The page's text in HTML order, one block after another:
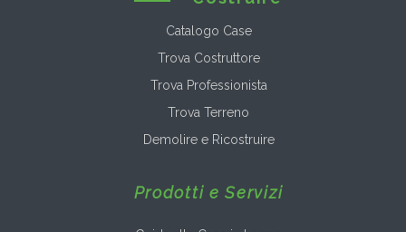
Catalogo Case
Trova Costruttore
Trova Professionista
Trova Terreno
Demolire e Ricostruire
Prodotti e Servizi